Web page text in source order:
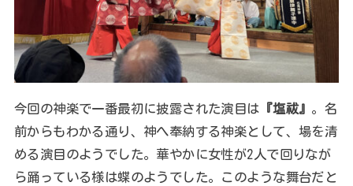
今回の神楽で一番最初に披露された演目は 『塩祓』 。名
前からもわかる通り、神へ奉納する神楽として、場を清
める演目のようでした。華やかに女性が2人で回りなが
ら踊っている様は蝶のようでした。このような舞台だと